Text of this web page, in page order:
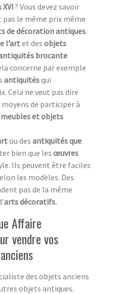
XVI? Vous devez savoir
pas le même prix même
de décoration antiques.
l’artet des objets
brocante
concerne par exemple
antiquitésqui
Cela ne veut pas dire
moyens de participer à
et objets
ou des antiquités que
bien que les œuvres
Ils peuvent être faciles
les modèles. Des
pas de la même
arts décoratifs.
Affaire
vendre vos
des objets anciens
objets antiques.